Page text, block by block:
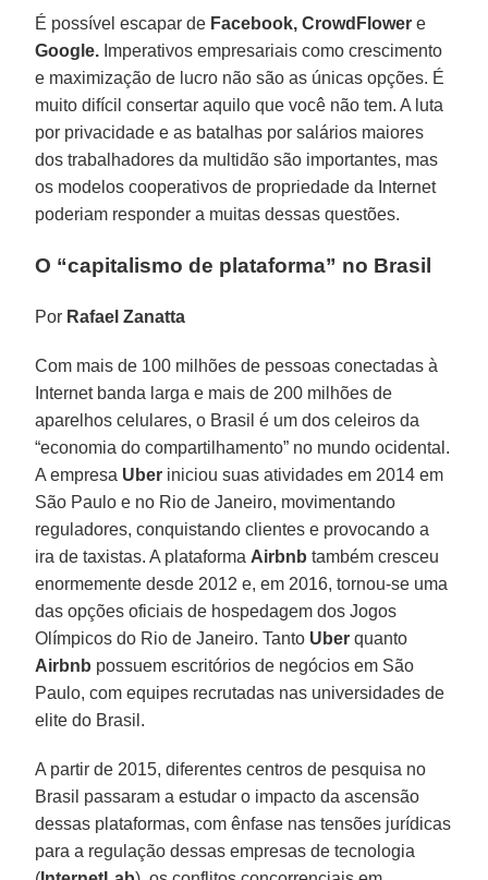
É possível escapar de Facebook, CrowdFlower e
Google. Imperativos empresariais como crescimento
e maximização de lucro não são as únicas opções. É
muito difícil consertar aquilo que você não tem. A luta
por privacidade e as batalhas por salários maiores
dos trabalhadores da multidão são importantes, mas
os modelos cooperativos de propriedade da Internet
poderiam responder a muitas dessas questões.
O “capitalismo de plataforma” no Brasil
Por Rafael Zanatta
Com mais de 100 milhões de pessoas conectadas à
Internet banda larga e mais de 200 milhões de
aparelhos celulares, o Brasil é um dos celeiros da
“economia do compartilhamento” no mundo ocidental.
A empresa Uber iniciou suas atividades em 2014 em
São Paulo e no Rio de Janeiro, movimentando
reguladores, conquistando clientes e provocando a
ira de taxistas. A plataforma Airbnb também cresceu
enormemente desde 2012 e, em 2016, tornou-se uma
das opções oficiais de hospedagem dos Jogos
Olímpicos do Rio de Janeiro. Tanto Uber quanto
Airbnb possuem escritórios de negócios em São
Paulo, com equipes recrutadas nas universidades de
elite do Brasil.
A partir de 2015, diferentes centros de pesquisa no
Brasil passaram a estudar o impacto da ascensão
dessas plataformas, com ênfase nas tensões jurídicas
para a regulação dessas empresas de tecnologia